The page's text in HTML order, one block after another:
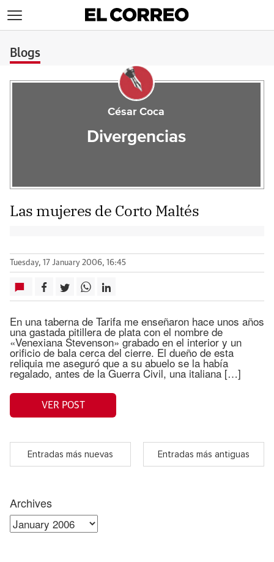
Blogs
César Coca
Divergencias
Las mujeres de Corto Maltés
Tuesday, 17 January 2006, 16:45
En una taberna de Tarifa me enseñaron hace unos años
una gastada pitillera de plata con el nombre de
«Venexiana Stevenson» grabado en el interior y un
orificio de bala cerca del cierre. El dueño de esta
reliquia me aseguró que a su abuelo se la había
regalado, antes de la Guerra Civil, una italiana […]
VER POST
Entradas más nuevas Entradas más antiguas
Archives
Archives